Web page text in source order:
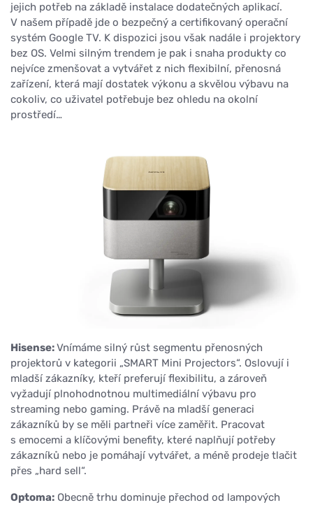
jejich potřeb na základě instalace dodatečných aplikací.
V našem případě jde o bezpečný a certifikovaný operační
systém Google TV. K dispozici jsou však nadále i projektory
bez OS. Velmi silným trendem je pak i snaha produkty co
nejvíce zmenšovat a vytvářet z nich flexibilní, přenosná
zařízení, která mají dostatek výkonu a skvělou výbavu na
cokoliv, co uživatel potřebuje bez ohledu na okolní
prostředí…
Hisense:Vnímáme silný růst segmentu přenosných
projektorů v kategorii „SMART Mini Projectors“. Oslovují i
mladší zákazníky, kteří preferují flexibilitu, a zároveň
vyžadují plnohodnotnou multimediální výbavu pro
streaming nebo gaming. Právě na mladší generaci
zákazníků by se měli partneři více zaměřit. Pracovat
s emocemi a klíčovými benefity, které naplňují potřeby
zákazníků nebo je pomáhají vytvářet, a méně prodeje tlačit
přes „hard sell“.
Optoma: Obecně trhu dominuje přechod od lampových